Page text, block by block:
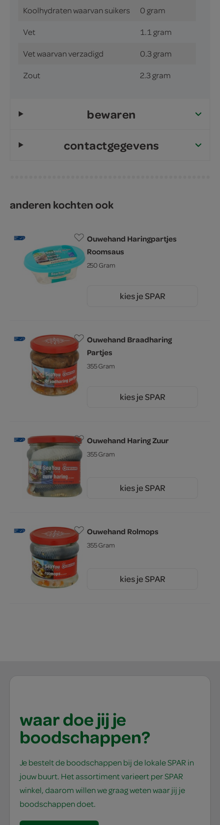
Koolhydraten waarvan suikers 0 gram
Vet 1.1 gram
Vet waarvan verzadigd 0.3 gram
Zout 2.3 gram
bewaren
contactgegevens
anderen kochten ook
Ouwehand Haringpartjes
Roomsaus
250 Gram
kies je SPAR
Ouwehand Braadharing
Partjes
355 Gram
kies je SPAR
Ouwehand Haring Zuur
355 Gram
kies je SPAR
Ouwehand Rolmops
355 Gram
kies je SPAR
waar doe jij je
boodschappen?
Je bestelt de boodschappen bij de lokale SPAR in
jouw buurt. Het assortiment varieert per SPAR
winkel, daarom willen we graag weten waar jij je
boodschappen doet.